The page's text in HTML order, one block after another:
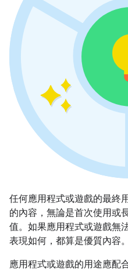
任何應用程式或遊戲的最終
的內容，無論是首次使用或
值。如果應用程式或遊戲無
表現如何，都算是優質內容。
應用程式或遊戲的用途應配